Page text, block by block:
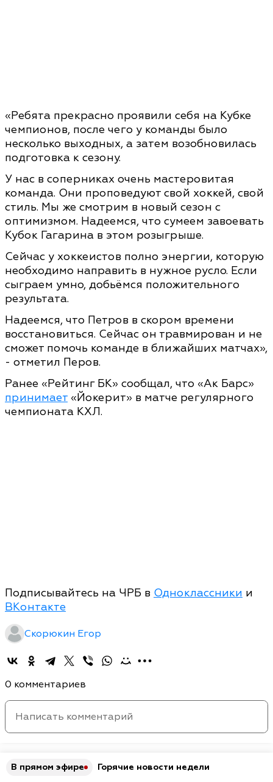
«Ребята прекрасно проявили себя на Кубке
чемпионов, после чего у команды было
несколько выходных, а затем возобновилась
подготовка к сезону.
У нас в соперниках очень мастеровитая
команда. Они проповедуют свой хоккей, свой
стиль. Мы же смотрим в новый сезон с
оптимизмом. Надеемся, что сумеем завоевать
Кубок Гагарина в этом розыгрыше.
Сейчас у хоккеистов полно энергии, которую
необходимо направить в нужное русло. Если
сыграем умно, добьёмся положительного
результата.
Надеемся, что Петров в скором времени
восстановиться. Сейчас он травмирован и не
сможет помочь команде в ближайших матчах»,
- отметил Перов.
Ранее «Рейтинг БК» сообщал, что «Ак Барс»
принимает «Йокерит» в матче регулярного
чемпионата КХЛ.
Подписывайтесь на ЧРБ в Одноклассники и
ВКонтакте
Скорюкин Егор
0 комментариев
В прямом эфире Горячие новости недели